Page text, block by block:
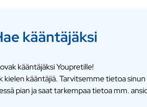
kääntäjäksi
kääntäjäksi Youpretille!
kielen kääntäjiä. Tarvitsemme tietoa
pian ja saat tarkempaa tietoa mm.